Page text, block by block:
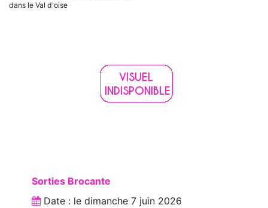
dans le Val d'oise
Sorties Brocante
Date : le dimanche 7 juin 2026